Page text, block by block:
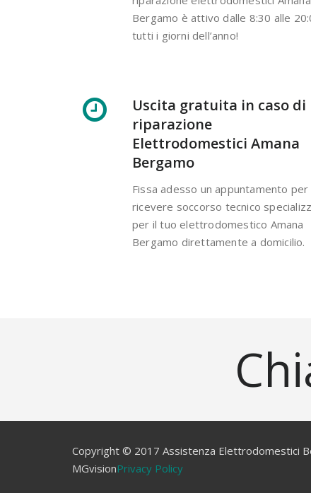
Bergamo è attivo dalle 8:30 alle
tutti i giorni dell’anno!
Uscita gratuita in caso di
riparazione
Elettrodomestici Amana
Bergamo
Fissa adesso un appuntamento per
ricevere soccorso tecnico
per il tuo elettrodomestico Amana
Bergamo direttamente a domicilio.
Copyright © 2017 Assistenza Elettrodomestici
MGvisionPrivacy Policy